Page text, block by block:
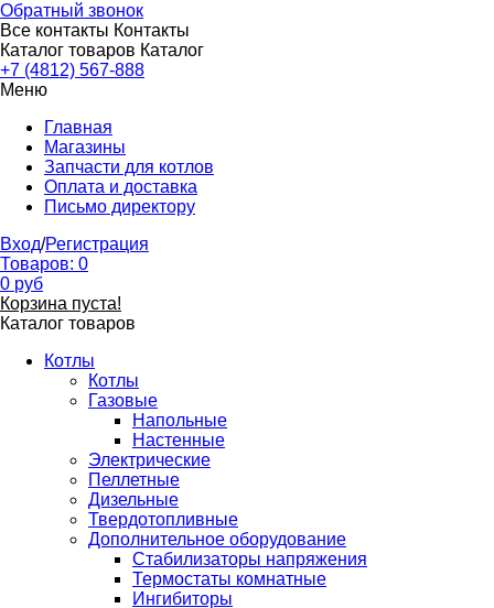
Обратный звонок
Все контакты Контакты
Каталог товаров Каталог
+7 (4812) 567-888
Меню
Главная
Магазины
Запчасти для котлов
Оплата и доставка
Письмо директору
Вход/Регистрация
Товаров: 0
0 руб
Корзина пуста!
Каталог товаров
Котлы
Котлы
Газовые
Напольные
Настенные
Электрические
Пеллетные
Дизельные
Твердотопливные
Дополнительное оборудование
Стабилизаторы напряжения
Термостаты комнатные
Ингибиторы